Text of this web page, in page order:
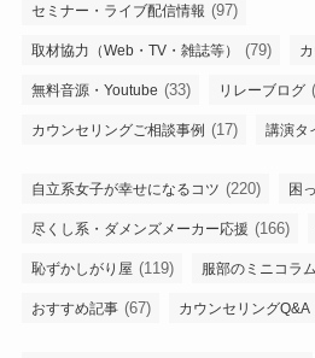
セミナー・ライブ配信情報 (97)
取材協力（Web・TV・雑誌等） (79)
無料音源・Youtube (33) リレーブログ
カウンセリングご相談事例 (17) 講演タ
自立系女子が幸せになるコツ (220) 困
尽くし系・ダメンズメーカー応援 (166)
恥ずかしがり屋 (119) 服部のミニコラム
おすすめ記事 (67) カウンセリングQ&A